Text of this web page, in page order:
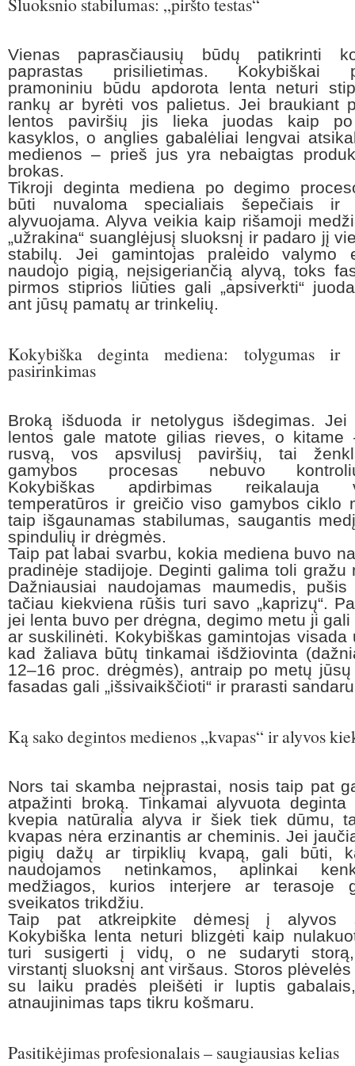
Vienas paprasčiausių būdų patikrinti
paprastas prisilietimas. Kokybiškai
pramoniniu būdu apdorota lenta neturi
rankų ar byrėti vos palietus. Jei braukiant
lentos paviršių jis lieka juodas kaip
kasyklos, o anglies gabalėliai lengvai
medienos – prieš jus yra nebaigtas
brokas.
Tikroji deginta mediena po degimo
būti nuvaloma specialiais šepečiais ir
alyvuojama. Alyva veikia kaip rišamoji
„užrakina“ suanglėjusį sluoksnį ir padaro jį
stabilų. Jei gamintojas praleido valymo
naudojo pigią, neįsigeriančią alyvą, toks
pirmos stiprios liūties gali „apsiverkti“
ant jūsų pamatų ar trinkelių.
Kokybiška deginta mediena: tolygumas ir
pasirinkimas
Broką išduoda ir netolygus išdegimas. Jei
lentos gale matote gilias rieves, o kitame
rusvą, vos apsvilusį paviršių, tai
gamybos procesas nebuvo
Kokybiškas apdirbimas reikalauja
temperatūros ir greičio viso gamybos ciklo
taip išgaunamas stabilumas, saugantis
spindulių ir drėgmės.
Taip pat labai svarbu, kokia mediena buvo
pradinėje stadijoje. Deginti galima toli gražu
Dažniausiai naudojamas maumedis,
tačiau kiekviena rūšis turi savo „kaprizų“.
jei lenta buvo per drėgna, degimo metu ji
ar suskilinėti. Kokybiškas gamintojas visada
kad žaliava būtų tinkamai išdžiovinta
12–16 proc. drėgmės), antraip po metų
fasadas gali „išsivaikščioti“ ir prarasti
Ką sako degintos medienos „kvapas“ ir alyvos
Nors tai skamba neįprastai, nosis taip pat
atpažinti broką. Tinkamai alyvuota deginta
kvepia natūralia alyva ir šiek tiek dūmu,
kvapas nėra erzinantis ar cheminis. Jei
pigių dažų ar tirpiklių kvapą, gali būti,
naudojamos netinkamos, aplinkai
medžiagos, kurios interjere ar terasoje
sveikatos trikdžiu.
Taip pat atkreipkite dėmesį į alyvos
Kokybiška lenta neturi blizgėti kaip
turi susigerti į vidų, o ne sudaryti
virstantį sluoksnį ant viršaus. Storos
su laiku pradės pleišėti ir luptis
atnaujinimas taps tikru košmaru.
Pasitikėjimas profesionalais – saugiausias kelias